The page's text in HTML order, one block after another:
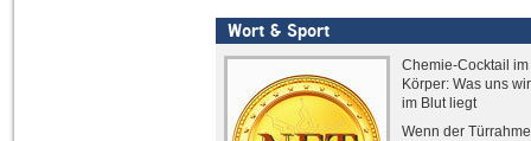
Wort & Sport
Chemie-Cocktail im
Körper: Was uns
im Blut liegt
Wenn der